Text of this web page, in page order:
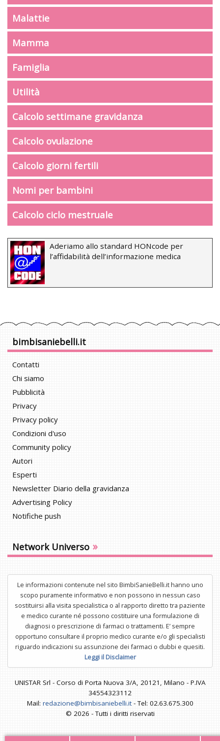
Malattie
Mamma
Famiglia
Utilità
Calcolo settimane gravidanza
Calcolo ovulazione
Calcolo giorni fertili
Nomi per bambini
Calcolo ciclo mestruale
Aderiamo allo standard HONcode per
l’affidabilità dell’informazione medica
bimbisaniebelli.it
Contatti
Chi siamo
Pubblicità
Privacy
Privacy policy
Condizioni d'uso
Community policy
Autori
Esperti
Newsletter Diario della gravidanza
Advertising Policy
Notifiche push
Network Universo »
Le informazioni contenute nel sito BimbiSanieBelli.it hanno uno
scopo puramente informativo e non possono in nessun caso
sostituirsi alla visita specialistica o al rapporto diretto tra paziente
e medico curante né possono costituire una formulazione di
diagnosi o prescrizione di farmaci o trattamenti. E’ sempre
opportuno consultare il proprio medico curante e/o gli specialisti
riguardo indicazioni su assunzione dei farmaci o dubbi e quesiti.
Leggi il Disclaimer
UNISTAR Srl - Corso di Porta Nuova 3/A, 20121, Milano - P.IVA
34554323112
Mail: redazione@bimbisaniebelli.it- Tel: 02.63.675.300
© 2026 - Tutti i diritti riservati